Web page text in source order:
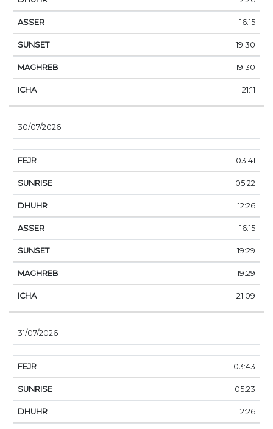
16:15
19:30
19:30
21:11
30/07/2026
03:41
05:22
12:26
16:15
19:29
19:29
21:09
31/07/2026
03:43
05:23
12:26